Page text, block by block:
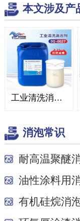
本文涉及产
工业清洗消泡剂
消泡常识
有机硅烷消